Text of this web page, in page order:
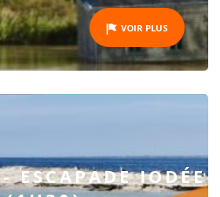
VOIR PLUS
ESCAPADE IODÉE